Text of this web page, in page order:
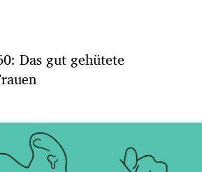
Das gut gehütete